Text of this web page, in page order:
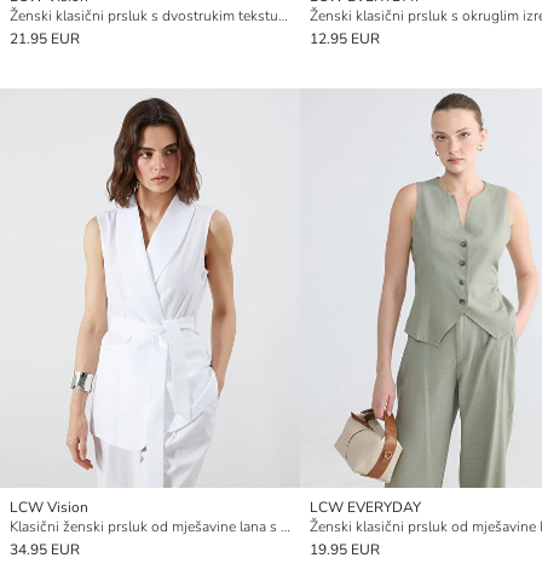
Ženski klasični prsluk s dvostrukim teksturiranim ovratnikom
21.95 EUR
Ženski klasični prsluk s okruglim
12.95 EUR
LCW Vision
Klasični ženski prsluk od mješavine lana s dvorednim ovratnikom
34.95 EUR
LCW EVERYDAY
19.95 EUR